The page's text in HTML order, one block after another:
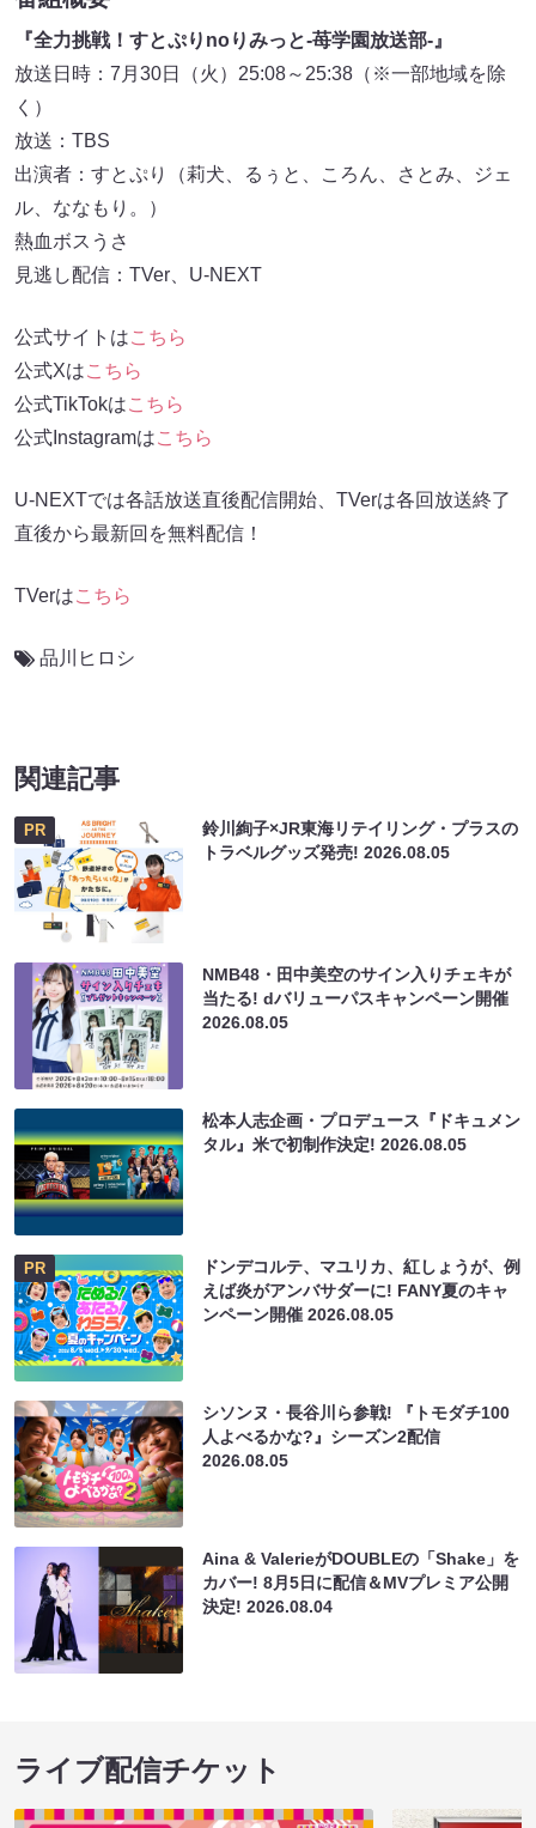
『全力挑戦！すとぷりnoりみっと-苺学園放送部-』
放送日時：7月30日（火）25:08～25:38（※一部地域を除
く）
放送：TBS
出演者：すとぷり（莉犬、るぅと、ころん、さとみ、ジェ
ル、ななもり。）
熱血ボスうさ
見逃し配信：TVer、U-NEXT
公式サイトはこちら
公式Xはこちら
公式TikTokはこちら
公式Instagramはこちら
U-NEXTでは各話放送直後配信開始、TVerは各回放送終了
直後から最新回を無料配信！
TVerはこちら
品川ヒロシ
関連記事
PR
鈴川絢子×JR東海リテイリング・プラスの
トラベルグッズ発売!2026.08.05
NMB48・田中美空のサイン入りチェキが
当たる! dバリューパスキャンペーン開催
2026.08.05
松本人志企画・プロデュース『ドキュメン
タル』米で初制作決定!2026.08.05
PR
ドンデコルテ、マユリカ、紅しょうが、例
えば炎がアンバサダーに! FANY夏のキャ
ンペーン開催2026.08.05
シソンヌ・長谷川ら参戦! 『トモダチ100
人よべるかな?』シーズン2配信
2026.08.05
Aina & ValerieがDOUBLEの「Shake」を
カバー! 8月5日に配信＆MVプレミア公開
決定!2026.08.04
ライブ配信チケット